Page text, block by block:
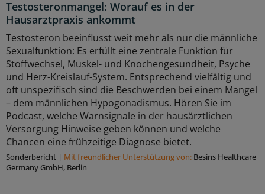
Testosteronmangel: Worauf es in der
Hausarztpraxis ankommt
Testosteron beeinflusst weit mehr als nur die männliche
Sexualfunktion: Es erfüllt eine zentrale Funktion für
Stoffwechsel, Muskel- und Knochengesundheit, Psyche
und Herz-Kreislauf-System. Entsprechend vielfältig und
oft unspezifisch sind die Beschwerden bei einem Mangel
– dem männlichen Hypogonadismus. Hören Sie im
Podcast, welche Warnsignale in der hausärztlichen
Versorgung Hinweise geben können und welche
Chancen eine frühzeitige Diagnose bietet.
Sonderbericht | Mit freundlicher Unterstützung von: Besins Healthcare
Germany GmbH, Berlin